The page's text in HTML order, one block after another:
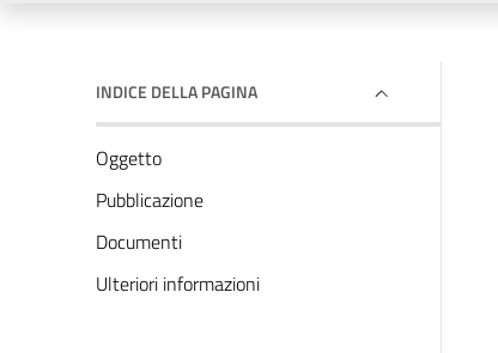
INDICE DELLA PAGINA
Oggetto
Pubblicazione
Documenti
Ulteriori informazioni